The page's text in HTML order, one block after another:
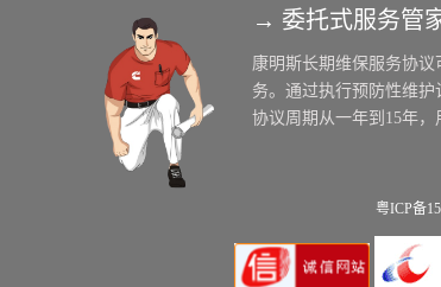
→ 委托式服务管
粤ICP备